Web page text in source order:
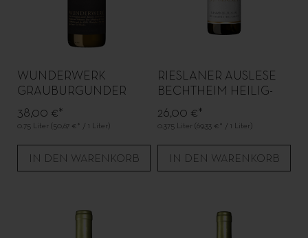
WUNDERWERK
GRAUBURGUNDER
38,00 €*
0.75 Liter (50,67 €* / 1 Liter)
IN DEN WARENKORB
RIESLANER AUSLESE
BECHTHEIM HEILIG-
KREUZ
26,00 €*
0.375 Liter (69,33 €* / 1 Liter)
IN DEN WARENKORB